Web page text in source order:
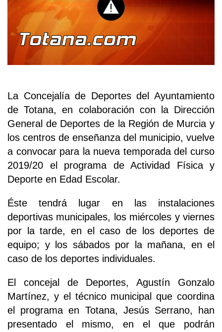
La Concejalía de Deportes del Ayuntamiento
de Totana, en colaboración con la Dirección
General de Deportes de la Región de Murcia y
los centros de enseñanza del municipio, vuelve
a convocar para la nueva temporada del curso
2019/20 el programa de Actividad Física y
Deporte en Edad Escolar.
Éste tendrá lugar en las instalaciones
deportivas municipales, los miércoles y viernes
por la tarde, en el caso de los deportes de
equipo; y los sábados por la mañana, en el
caso de los deportes individuales.
El concejal de Deportes, Agustín Gonzalo
Martínez, y el técnico municipal que coordina
el programa en Totana, Jesús Serrano, han
presentado el mismo, en el que podrán